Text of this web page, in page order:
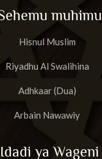
muhimu
Hisnul Muslim
Riyadhu Al Swalihina
Adhkaar (Dua)
Arbain Nawawiy
Idadi ya Wageni